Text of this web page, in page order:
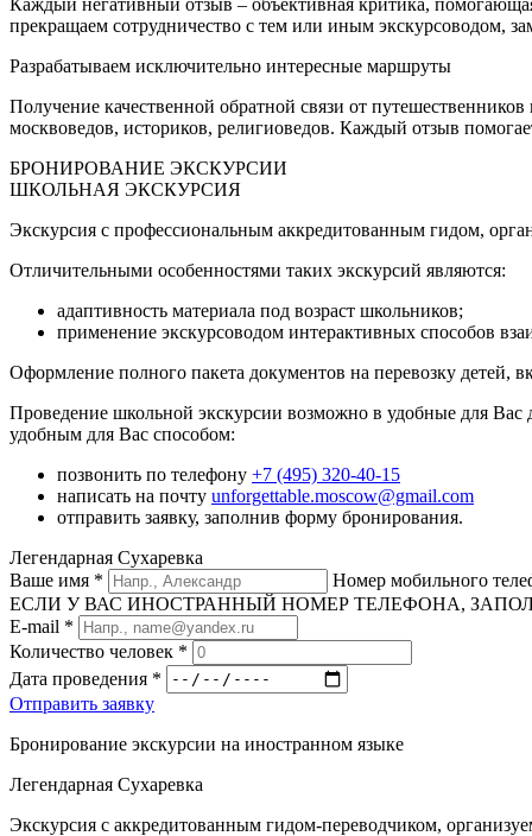
прекращаем сотрудничество с тем или иным экскурсоводом,
Разрабатываем исключительно интересные маршруты
Получение качественной обратной связи от
москвоведов, историков, религиоведов. Каждый отзыв
БРОНИРОВАНИЕ ЭКСКУРСИИ
ШКОЛЬНАЯ ЭКСКУРСИЯ
Экскурсия с профессиональным аккредитованным гидом,
Отличительными особенностями таких экскурсий являются:
адаптивность материала под возраст школьников;
применение экскурсоводом интерактивных способов
Оформление полного пакета документов на перевозку детей,
Проведение школьной экскурсии возможно в удобные для
удобным для Вас способом:
позвонить по телефону +7 (495) 320-40-15
написать на почту unforgettable.moscow@gmail.com
отправить заявку, заполнив форму бронирования.
Легендарная Сухаревка
Ваше имя *
Номер мобильного
ЕСЛИ У ВАС ИНОСТРАННЫЙ НОМЕР ТЕЛЕФОНА,
E-mail *
Количество человек *
Дата проведения *
Отправить заявку
Бронирование экскурсии на иностранном языке
Легендарная Сухаревка
Экскурсия с аккредитованным гидом-переводчиком,